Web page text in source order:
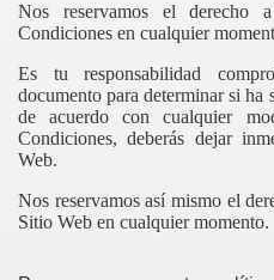
Nos reservamos el derecho
Condiciones en cualquier
Es tu responsabilidad
documento para determinar si
de acuerdo con cualquier
Condiciones, deberás dejar
Web.
Nos reservamos así mismo el
Sitio Web en cualquier momento.